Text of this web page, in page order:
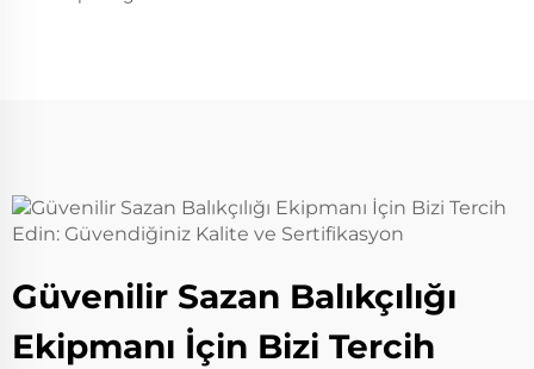
Güvenilir Sazan Balıkçılığı
Ekipmanı İçin Bizi Tercih